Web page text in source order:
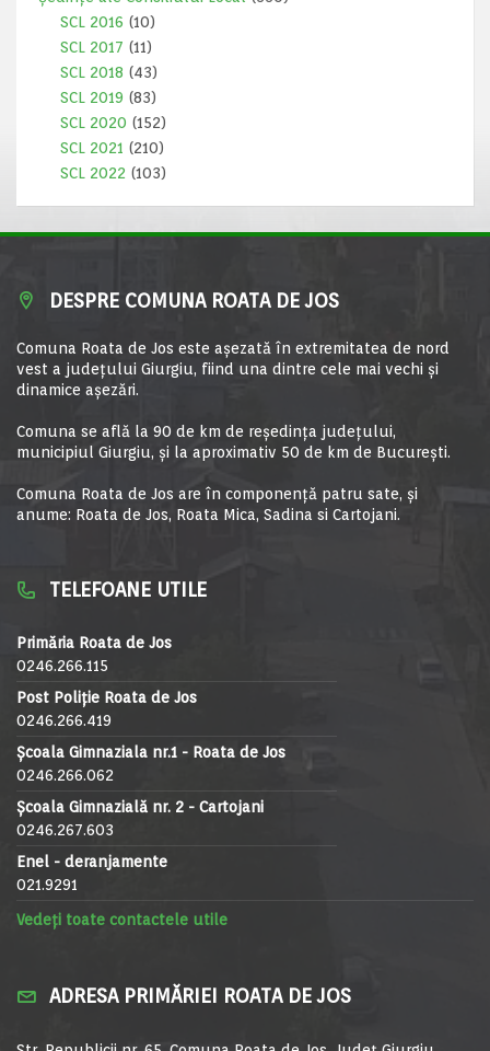
SCL 2016 (10)
SCL 2017 (11)
SCL 2018 (43)
SCL 2019 (83)
SCL 2020 (152)
SCL 2021 (210)
SCL 2022 (103)
DESPRE COMUNA ROATA DE JOS
Comuna Roata de Jos este aşezată în extremitatea de nord
vest a judeţului Giurgiu, fiind una dintre cele mai vechi şi
dinamice aşezări.
Comuna se află la 90 de km de reşedinţa judeţului,
municipiul Giurgiu, şi la aproximativ 50 de km de Bucureşti.
Comuna Roata de Jos are în componență patru sate, și
anume: Roata de Jos, Roata Mica, Sadina si Cartojani.
TELEFOANE UTILE
Primăria Roata de Jos
0246.266.115
Post Poliție Roata de Jos
0246.266.419
Școala Gimnaziala nr.1 - Roata de Jos
0246.266.062
Școala Gimnazială nr. 2 - Cartojani
0246.267.603
Enel - deranjamente
021.9291
Vedeți toate contactele utile
ADRESA PRIMĂRIEI ROATA DE JOS